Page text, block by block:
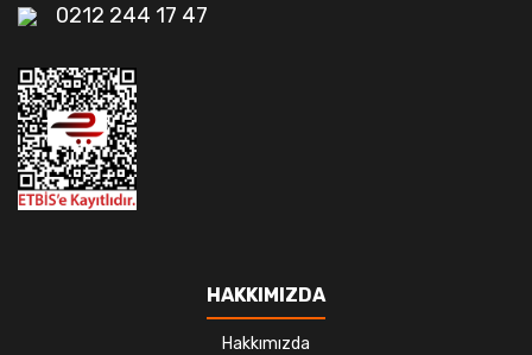
0212 244 17 47
HAKKIMIZDA
Hakkımızda